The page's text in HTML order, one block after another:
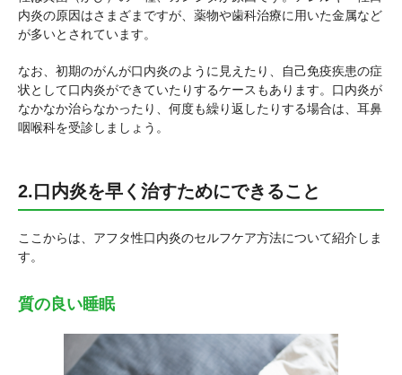
内炎の原因はさまざまですが、薬物や歯科治療に用いた金属など
が多いとされています。
なお、初期のがんが口内炎のように見えたり、自己免疫疾患の症
状として口内炎ができていたりするケースもあります。口内炎が
なかなか治らなかったり、何度も繰り返したりする場合は、耳鼻
咽喉科を受診しましょう。
2.口内炎を早く治すためにできること
ここからは、アフタ性口内炎のセルフケア方法について紹介しま
す。
質の良い睡眠